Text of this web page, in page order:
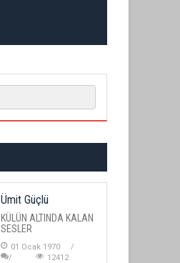
Ümit Güçlü
KÜLÜN ALTINDA KALAN
SESLER
01 Ocak 1970
12412